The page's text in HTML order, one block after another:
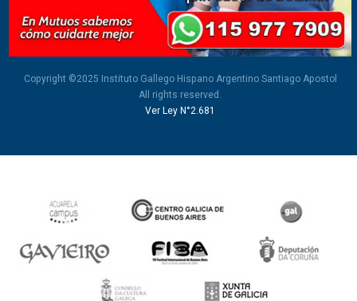
Copyright ©2025 Instituto Gallego Hispano Argentino Santiago Apostol
All rights reserved.
Ver Ley N°2.681